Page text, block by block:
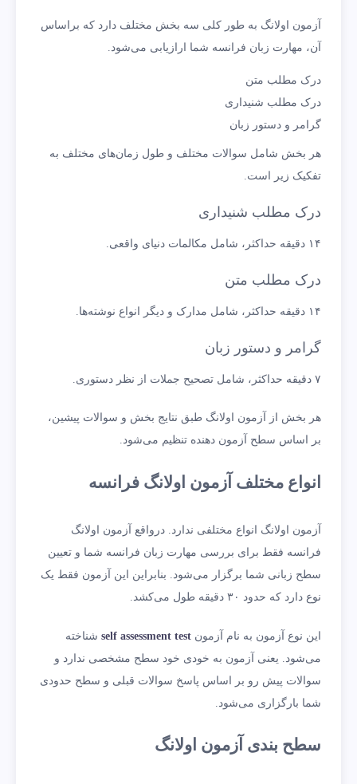
آزمون اولانگ به طور کلی سه بخش مختلف دارد که براساس
آن، مهارت زبان فرانسه شما ارازیابی می‌شود.
درک مطلب متن
درک مطلب شنیداری
گرامر و دستور زبان
هر بخش شامل سوالات مختلف و طول زمان‌های مختلف به
تفکیک زیر است.
درک مطلب شنیداری
۱۴ دقیقه حداکثر، شامل مکالمات دنیای واقعی.
درک مطلب متن
۱۴ دقیقه حداکثر، شامل مدارک و دیگر انواع نوشته‌ها.
گرامر و دستور زبان
۷ دقیقه حداکثر، شامل تصحیح جملات از نظر دستوری.
هر بخش از آزمون اولانگ طبق نتایج بخش و سوالات پیشین،
بر اساس سطح آزمون دهنده تنظیم می‌شود.
انواع مختلف آزمون اولانگ فرانسه
آزمون اولانگ انواع مختلفی ندارد. درواقع آزمون اولانگ
فرانسه فقط برای بررسی مهارت زبان فرانسه شما و تعیین
سطح زبانی شما برگزار می‌شود. بنابراین این آزمون فقط یک
نوع دارد که حدود ۳۰ دقیقه طول می‌کشد.
این نوع آزمون به نام آزمون
شناخته
می‌شود. یعنی آزمون به خودی خود سطح مشخصی ندارد و
سوالات پیش رو بر اساس پاسخ سوالات قبلی و سطح حدودی
شما بارگزاری می‌شود.
سطح بندی آزمون اولانگ